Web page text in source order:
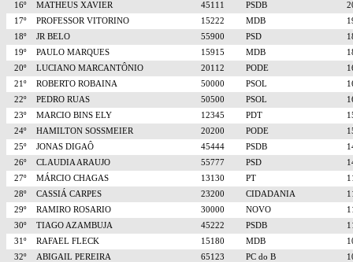
16º
MATHEUS XAVIER 45111 PSDB
17º
PROFESSOR VITORINO 15222 MDB
18º
JR BELO 55900 PSD
19º
PAULO MARQUES 15915 MDB
20º
LUCIANO MARCANTÔNIO 20112 PODE
21º
ROBERTO ROBAINA 50000 PSOL
22º
PEDRO RUAS 50500 PSOL
23º
MARCIO BINS ELY 12345 PDT
24º
HAMILTON SOSSMEIER 20200 PODE
25º
JONAS DIGAÔ 45444 PSDB
26º
CLAUDIA ARAUJO 55777 PSD
27º
MÁRCIO CHAGAS 13130 PT
28º
CASSIÁ CARPES 23200 CIDADANIA
29º
RAMIRO ROSARIO 30000 NOVO
30º
TIAGO AZAMBUJA 45222 PSDB
31º
RAFAEL FLECK 15180 MDB
32º
ABIGAIL PEREIRA 65123 PC do B